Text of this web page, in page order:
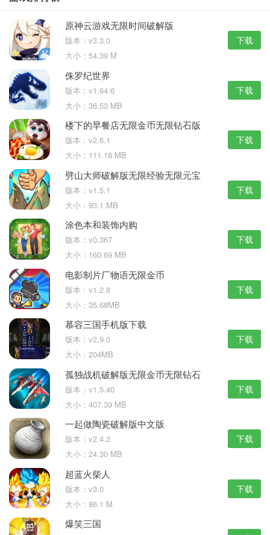
原神云游戏无限时间破解版
版本：v3.3.0
大小：54.39 M
下载
侏罗纪世界
版本：v1.64.6
大小：36.53 MB
下载
楼下的早餐店无限金币无限钻石版
版本：v2.6.1
大小：111.18 MB
下载
劈山大师破解版无限经验无限元宝
版本：v1.5.1
大小：93.1 MB
下载
涂色本和装饰内购
版本：v0.367
大小：160.69 MB
下载
电影制片厂物语无限金币
版本：v1.2.8
大小：35.68MB
下载
慕容三国手机版下载
版本：v2.9.0
大小：204MB
下载
孤独战机破解版无限金币无限钻石
版本：v1.5.40
大小：407.39 MB
下载
一起做陶瓷破解版中文版
版本：v2.4.2
大小：24.30 MB
下载
超蓝火柴人
版本：v3.0
大小：86.1 M
下载
爆笑三国